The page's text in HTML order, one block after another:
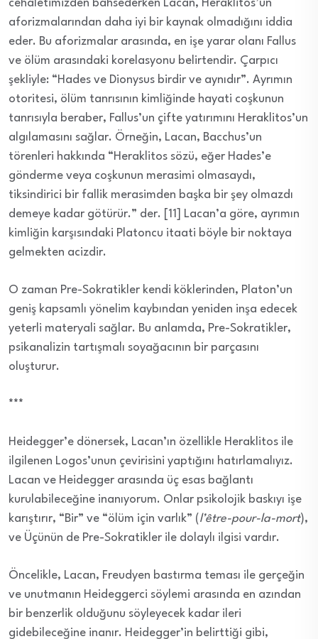
cehaletimizden bahsederken Lacan, Heraklitos’un
aforizmalarından daha iyi bir kaynak olmadığını iddia
eder. Bu aforizmalar arasında, en işe yarar olanı Fallus
ve ölüm arasındaki korelasyonu belirtendir. Çarpıcı
şekliyle: “Hades ve Dionysus birdir ve aynıdır”. Ayrımın
otoritesi, ölüm tanrısının kimliğinde hayati coşkunun
tanrısıyla beraber, Fallus’un çifte yatırımını Heraklitos’un
algılamasını sağlar. Örneğin, Lacan, Bacchus’un
törenleri hakkında “Heraklitos sözü, eğer Hades’e
gönderme veya coşkunun merasimi olmasaydı,
tiksindirici bir fallik merasimden başka bir şey olmazdı
demeye kadar götürür.” der. [11] Lacan’a göre, ayrımın
kimliğin karşısındaki Platoncu itaati böyle bir noktaya
gelmekten acizdir.
O zaman Pre-Sokratikler kendi köklerinden, Platon’un
geniş kapsamlı yönelim kaybından yeniden inşa edecek
yeterli materyali sağlar. Bu anlamda, Pre-Sokratikler,
psikanalizin tartışmalı soyağacının bir parçasını
oluşturur.
***
Heidegger’e dönersek, Lacan’ın özellikle Heraklitos ile
ilgilenen Logos’unun çevirisini yaptığını hatırlamalıyız.
Lacan ve Heidegger arasında üç esas bağlantı
kurulabileceğine inanıyorum. Onlar psikolojik baskıyı işe
karıştırır, “Bir” ve “ölüm için varlık” (l’être-pour-la-mort),
ve Üçünün de Pre-Sokratikler ile dolaylı ilgisi vardır.
Öncelikle, Lacan, Freudyen bastırma teması ile gerçeğin
ve unutmanın Heideggerci söylemi arasında en azından
bir benzerlik olduğunu söyleyecek kadar ileri
gidebileceğine inanır. Heidegger’in belirttiği gibi,